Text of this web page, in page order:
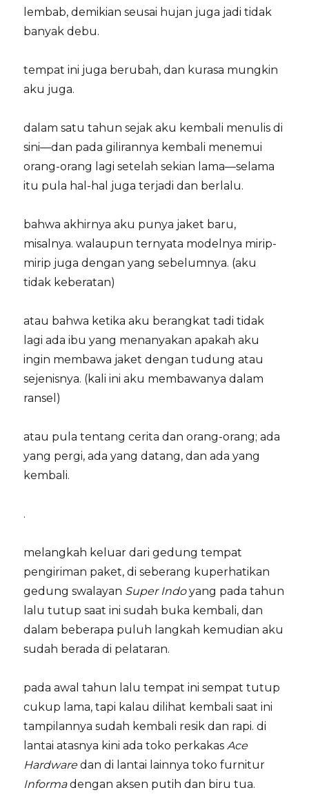
lembab, demikian seusai hujan juga jadi tidak
banyak debu.
tempat ini juga berubah, dan kurasa mungkin
aku juga.
dalam satu tahun sejak aku kembali menulis di
sini—dan pada gilirannya kembali menemui
orang-orang lagi setelah sekian lama—selama
itu pula hal-hal juga terjadi dan berlalu.
bahwa akhirnya aku punya jaket baru,
misalnya. walaupun ternyata modelnya mirip-
mirip juga dengan yang sebelumnya. (aku
tidak keberatan)
atau bahwa ketika aku berangkat tadi tidak
lagi ada ibu yang menanyakan apakah aku
ingin membawa jaket dengan tudung atau
sejenisnya. (kali ini aku membawanya dalam
ransel)
atau pula tentang cerita dan orang-orang; ada
yang pergi, ada yang datang, dan ada yang
kembali.
.
melangkah keluar dari gedung tempat
pengiriman paket, di seberang kuperhatikan
gedung swalayan Super Indoyang pada tahun
lalu tutup saat ini sudah buka kembali, dan
dalam beberapa puluh langkah kemudian aku
sudah berada di pelataran.
pada awal tahun lalu tempat ini sempat tutup
cukup lama, tapi kalau dilihat kembali saat ini
tampilannya sudah kembali resik dan rapi. di
lantai atasnya kini ada toko perkakasAce
Hardwaredan di lantai lainnya toko furnitur
Informadengan aksen putih dan biru tua.